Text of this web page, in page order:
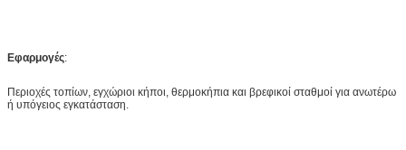
Εφαρμογές:
Περιοχές τοπίων, εγχώριοι κήποι, θερμοκήπια και βρεφικοί σταθμοί για ανωτέρω
ή υπόγειος εγκατάσταση.